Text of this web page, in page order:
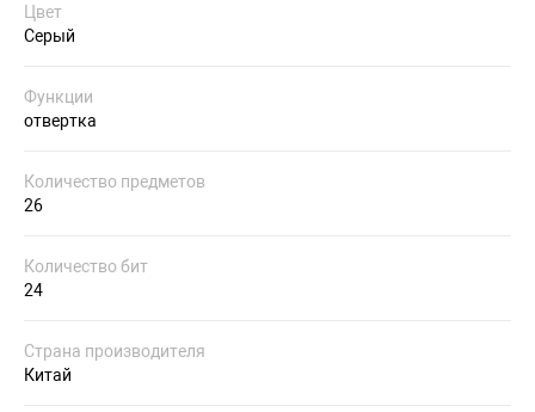
Цвет
Серый
Функции
отвертка
Количество предметов
26
Количество бит
24
Страна производителя
Китай